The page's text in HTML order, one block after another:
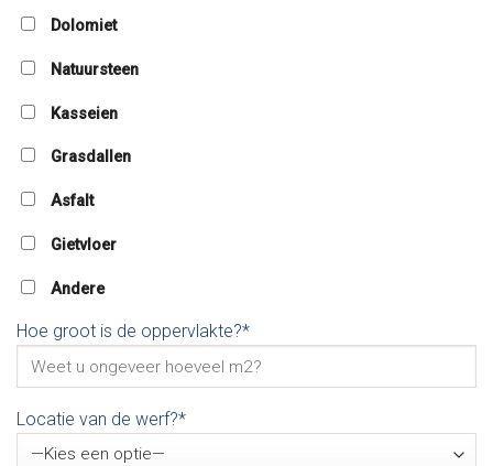
Dolomiet
Natuursteen
Kasseien
Grasdallen
Asfalt
Gietvloer
Andere
Hoe groot is de oppervlakte?*
Locatie van de werf?*